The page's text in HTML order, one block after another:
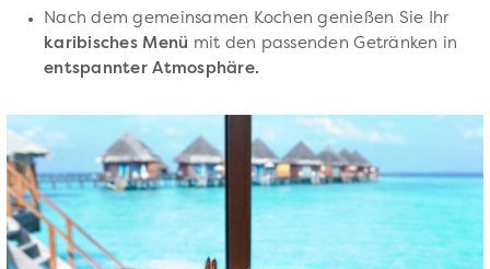
Nach dem gemeinsamen Kochen genießen Sie Ihr
karibisches Menü mit den passenden Getränken in
entspannter Atmosphäre.